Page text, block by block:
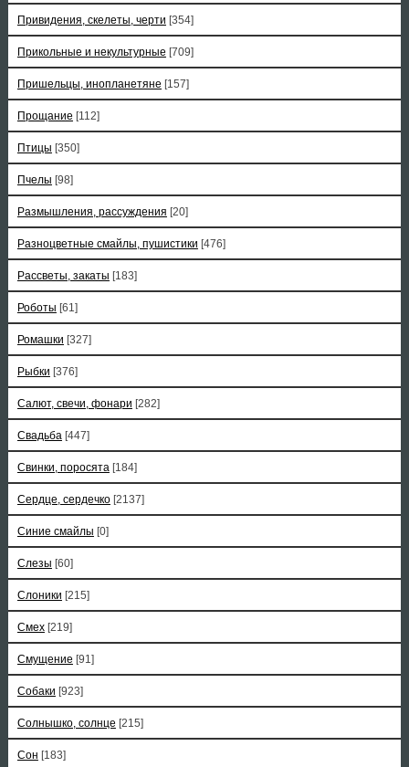
Привидения, скелеты, черти [354]
Прикольные и некультурные [709]
Пришельцы, инопланетяне [157]
Прощание [112]
Птицы [350]
Пчелы [98]
Размышления, рассуждения [20]
Разноцветные смайлы, пушистики [476]
Рассветы, закаты [183]
Роботы [61]
Ромашки [327]
Рыбки [376]
Салют, свечи, фонари [282]
Свадьба [447]
Свинки, поросята [184]
Сердце, сердечко [2137]
Синие смайлы [0]
Слезы [60]
Слоники [215]
Смех [219]
Смущение [91]
Собаки [923]
Солнышко, солнце [215]
Сон [183]